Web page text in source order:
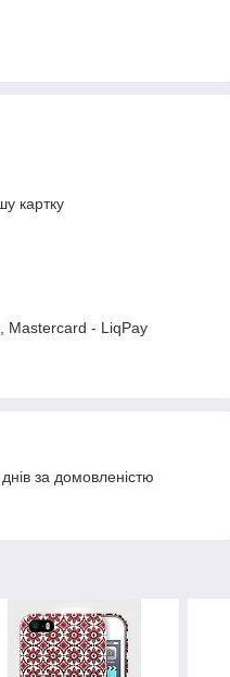
картку
Mastercard - LiqPay
за домовленістю